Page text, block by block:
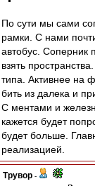
По сути мы сами
рамки. С нами
автобус. Соперник
взять
типа. Активнее на
бить из далека и
С ментами и
кажется будет
будет больше.
реализацией.
Трувор -